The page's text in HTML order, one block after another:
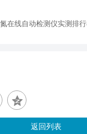
在线自动检测仪实测排
返回列表